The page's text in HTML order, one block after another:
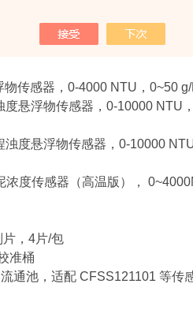
感器，0-4000 NTU，0~50 g/
浮物传感器，0-10000 NTU，
浊度悬浮物传感器，0-
泥浓度传感器（高温版
，4片/包
准桶
池，适配 CFSS121101 等传